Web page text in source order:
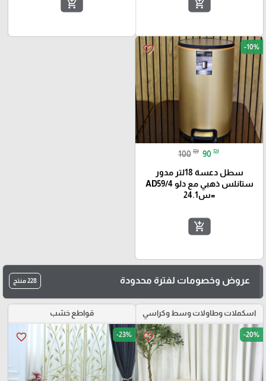
add_shopping_cart
add_shopping_cart
favorite_border -10%
100 ₪ 90 ₪
سطل دعسة 18لتر مدور
ستانلس ذهبي مع دلو AD59/4
=س24.1
add_shopping_cart
عروض وخصومات لفترة محدودة 228 منتج
اسكملات وطاولات وسط وكراسي
favorite_border -20%
قواطع خشب
favorite_border -23%